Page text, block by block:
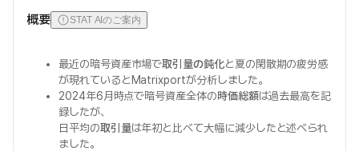
概要 STAT AIのご案内
最近の暗号資産市場で取引量の鈍化と夏の閑散期の疲労感
が現れているとMatrixportが分析しました。
2024年6月時点で暗号資産全体の時価総額は過去最高を記
録したが、
日平均の取引量は年初と比べて大幅に減少したと述べられ
ました。